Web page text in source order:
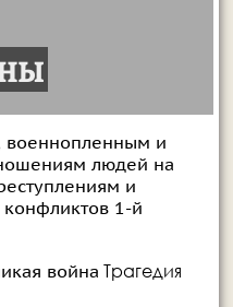
военнопленным и
людей на
и
1-й
война Трагедия